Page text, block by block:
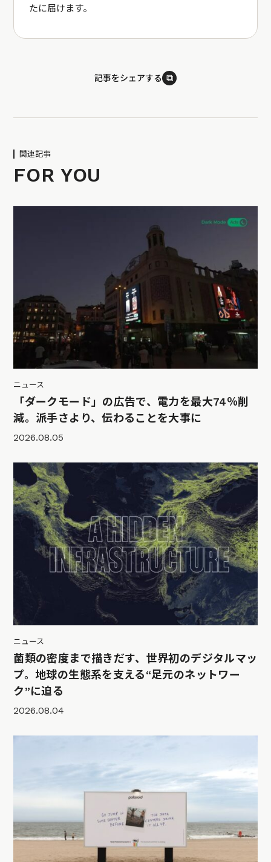
たに届けます。
記事をシェアする ⧉
関連記事
FOR YOU
ニュース
「ダークモード」の広告で、電力を最大74％削
減。派手さより、伝わることを大事に
2026.08.05
ニュース
菌類の密度まで描きだす、世界初のデジタルマッ
プ。地球の生態系を支える“足元のネットワー
ク”に迫る
2026.08.04